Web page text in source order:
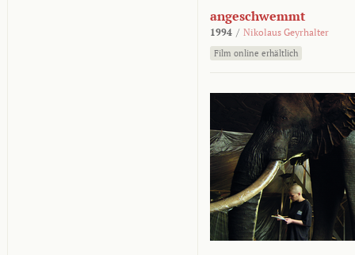
angeschwemmt
1994 / Nikolaus Geyrhalter
Film online erhältlich